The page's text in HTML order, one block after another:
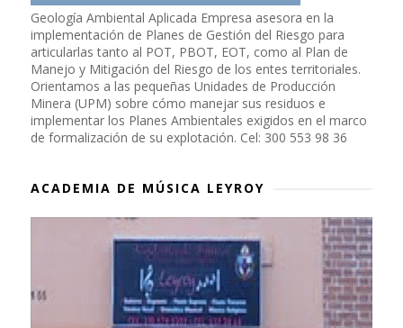
Geología Ambiental Aplicada Empresa asesora en la
implementación de Planes de Gestión del Riesgo para
articularlas tanto al POT, PBOT, EOT, como al Plan de
Manejo y Mitigación del Riesgo de los entes territoriales.
Orientamos a las pequeñas Unidades de Producción
Minera (UPM) sobre cómo manejar sus residuos e
implementar los Planes Ambientales exigidos en el marco
de formalización de su explotación. Cel: 300 553 98 36
ACADEMIA DE MÚSICA LEYROY